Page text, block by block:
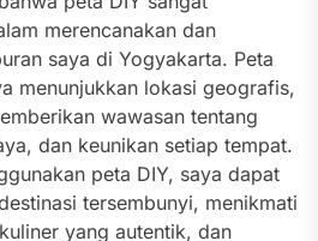
merencanakan dan
saya di Yogyakarta. Peta
menunjukkan lokasi geografis,
wawasan tentang
dan keunikan setiap tempat.
peta DIY, saya dapat
tersembunyi, menikmati
yang autentik, dan